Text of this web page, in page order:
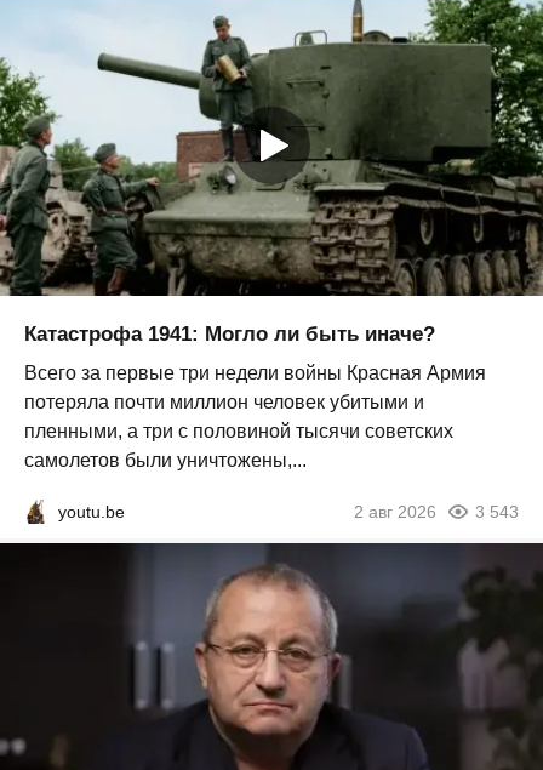
Катастрофа 1941: Могло ли быть иначе?
Всего за первые три недели войны Красная Армия
потеряла почти миллион человек убитыми и
пленными, а три с половиной тысячи советских
самолетов были уничтожены,...
youtu.be 2 авг 2026 3 543